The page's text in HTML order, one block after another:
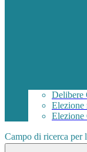
Delibere
Elezione
Elezione
Campo di ricerca per